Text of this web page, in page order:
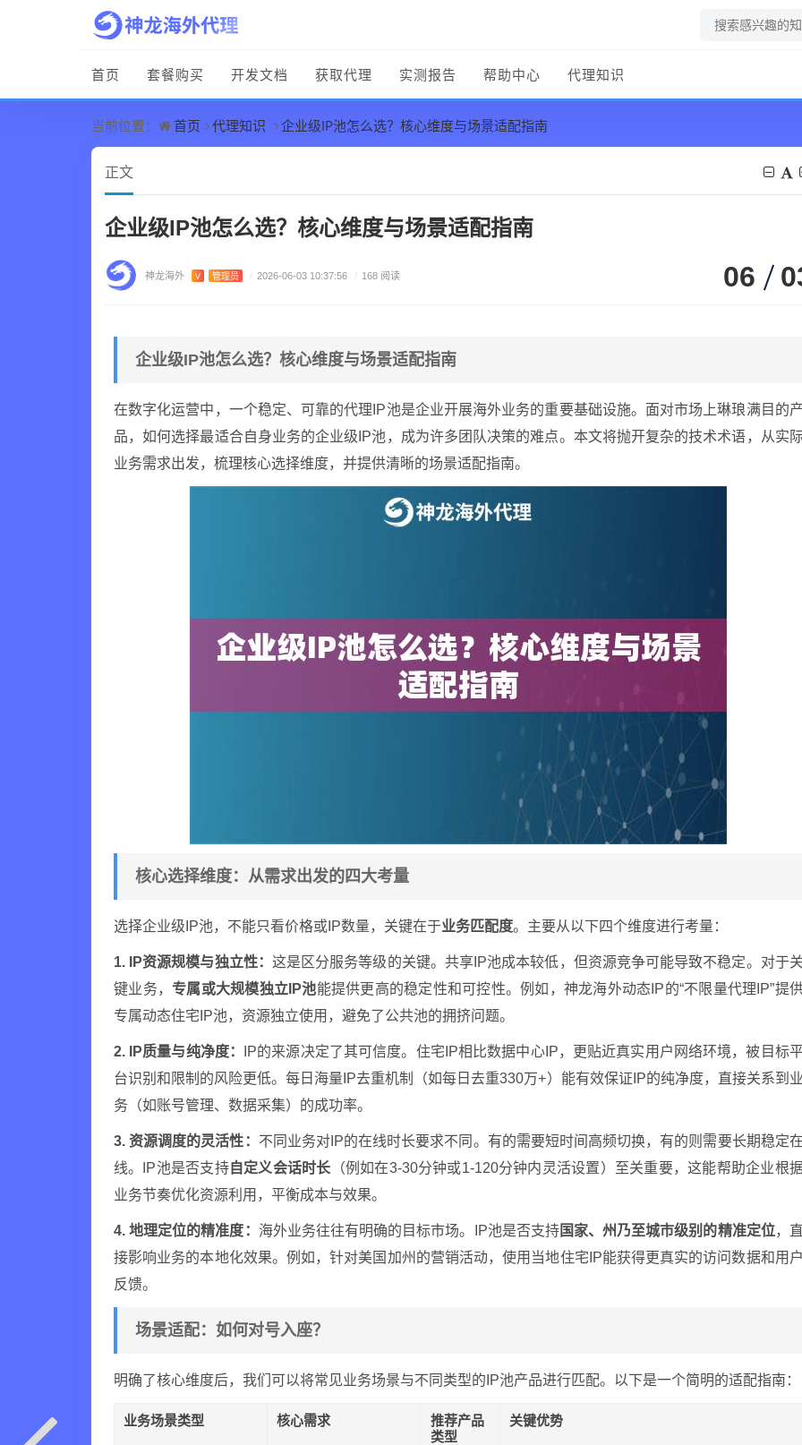
首页 套餐购买 开发文档 获取代理 实测报告 帮助中心 代理知识
当前位置： 首页 代理知识 企业级IP池怎么选？核心维度与场景适配指南
正文
企业级IP池怎么选？核心维度与场景适配指南
神龙海外 V 管理员 / 2026-06-03 10:37:56 / 168 阅读 06
企业级IP池怎么选？核心维度与场景适配指南
在数字化运营中，一个稳定、可靠的代理IP池是企业开展海外业务的重要基础设施。面对市场上琳琅满目的产
品，如何选择最适合自身业务的企业级IP池，成为许多团队决策的难点。本文将抛开复杂的技术术语，从实
业务需求出发，梳理核心选择维度，并提供清晰的场景适配指南。
核心选择维度：从需求出发的四大考量
选择企业级IP池，不能只看价格或IP数量，关键在于业务匹配度。主要从以下四个维度进行考量：
1. IP资源规模与独立性： 这是区分服务等级的关键。共享IP池成本较低，但资源竞争可能导致不稳定。对于关
键业务， 专属或大规模独立IP池能提供更高的稳定性和可控性。例如，神龙海外动态IP的“不限量代理IP”提
专属动态住宅IP池，资源独立使用，避免了公共池的拥挤问题。
2. IP质量与纯净度：
IP的来源决定了其可信度。住宅IP相比数据中心IP，更贴近真实用户网络环境，被目标
台识别和限制的风险更低。每日海量IP去重机制（如每日去重330万+）能有效保证IP的纯净度，直接关系到业
务（如账号管理、数据采集）的成功率。
3. 资源调度的灵活性： 不同业务对IP的在线时长要求不同。有的需要短时间高频切换，有的则需要长期稳定在
线。IP池是否支持自定义会话时长 （例如在3-30分钟或1-120分钟内灵活设置）至关重要，这能帮助企业根
业务节奏优化资源利用，平衡成本与效果。
4. 地理定位的精准度： 海外业务往往有明确的目标市场。IP池是否支持国家、州乃至城市级别的精准定位，直
接影响业务的本地化效果。例如，针对美国加州的营销活动，使用当地住宅IP能获得更真实的访问数据和用户
反馈。
场景适配：如何对号入座？
明确了核心维度后，我们可以将常见业务场景与不同类型的IP池产品进行匹配。以下是一个简明的适配指南：
业务场景类型 核心需求
推荐产品
类型
关键优势